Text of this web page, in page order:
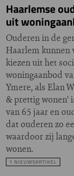
Haarlemse
uit
Ouderen in de
Haarlem kunnen
kiezen uit het
woningaanbod
Ymere, als Elan
& prettig wonen'
van 65 jaar en
dat ouderen zo
waardoor zij
wonen.
1 NIEUWSARTIKEL